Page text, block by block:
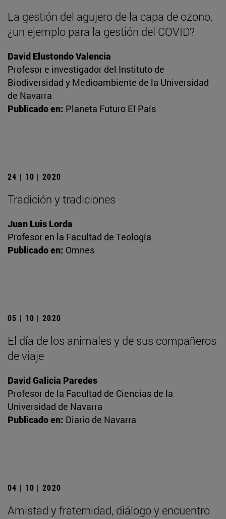
La gestión del agujero de la capa de ozono,
¿un ejemplo para la gestión del COVID?
David Elustondo Valencia
Profesor e investigador del Instituto de
Biodiversidad y Medioambiente de la Universidad
de Navarra
Publicado en: Planeta Futuro El País
24 | 10 | 2020
Tradición y tradiciones
Juan Luis Lorda
Profesor en la Facultad de Teología
Publicado en: Omnes
05 | 10 | 2020
El día de los animales y de sus compañeros
de viaje
David Galicia Paredes
Profesor de la Facultad de Ciencias de la
Universidad de Navarra
Publicado en: Diario de Navarra
04 | 10 | 2020
Amistad y fraternidad, diálogo y encuentro